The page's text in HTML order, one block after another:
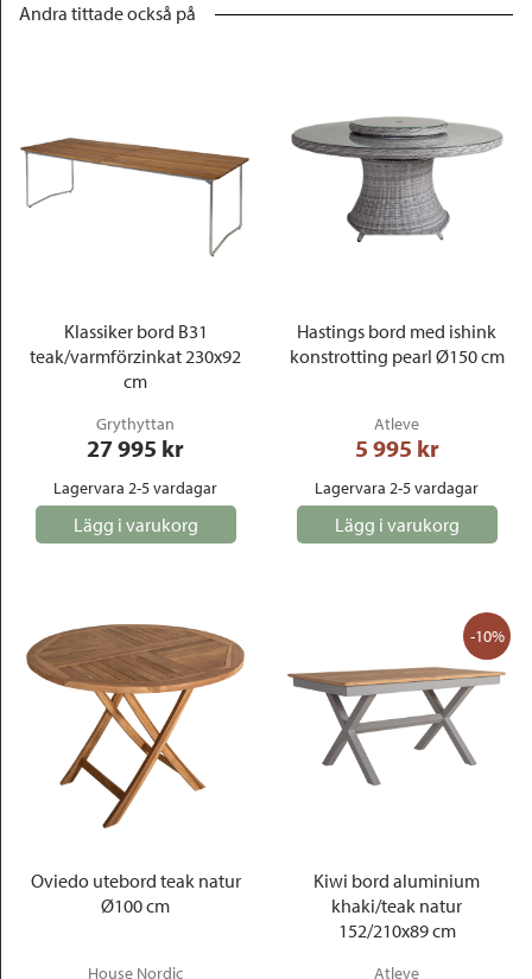
Andra tittade också på
Klassiker bord B31
teak/varmförzinkat 230x92
cm
Grythyttan
27 995 kr
Lagervara 2-5 vardagar
Lägg i varukorg
Hastings bord med ishink
konstrotting pearl Ø150 cm
Atleve
5 995 kr
Lagervara 2-5 vardagar
Lägg i varukorg
Oviedo utebord teak natur
Ø100 cm
House Nordic
-10%
Kiwi bord aluminium
khaki/teak natur
152/210x89 cm
Atleve